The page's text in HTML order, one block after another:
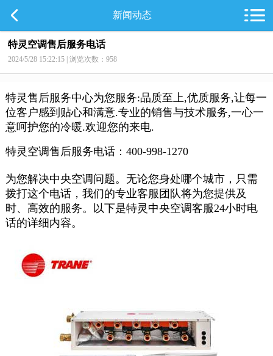
新闻动态
特灵空调售后服务电话
2024/5/28 15:22:15 | 浏览次数：958
特灵售后服务中心为您服务:品质至上,优质服务,让每一
位客户感到贴心和满意.专业的销售与技术服务,一心一
意呵护您的冷暖.欢迎您的来电.
特灵空调售后服务电话：400-998-1270
为您解决中央空调问题。无论您身处哪个城市，只需
拨打这个电话，我们的专业客服团队将为您提供及
时、高效的服务。以下是特灵中央空调客服24小时电
话的详细内容。